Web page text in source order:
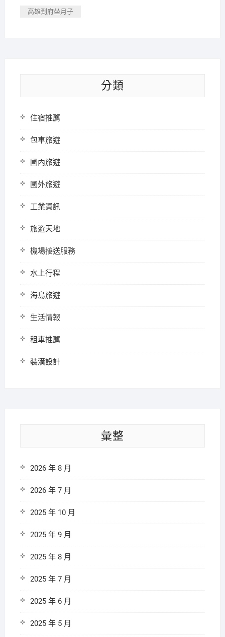
高雄到府坐月子
分類
住宿推薦
包車旅遊
國內旅遊
國外旅遊
工業資訊
旅遊天地
機場接送服務
水上行程
海島旅遊
生活情報
租車推薦
裝潢設計
彙整
2026 年 8 月
2026 年 7 月
2025 年 10 月
2025 年 9 月
2025 年 8 月
2025 年 7 月
2025 年 6 月
2025 年 5 月